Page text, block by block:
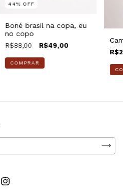
44% OFF
Boné brasil na copa, eu
no copo
R$88,00 R$49,00